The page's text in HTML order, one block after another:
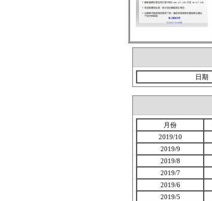
日期
月份
2019/10
2019/9
2019/8
2019/7
2019/6
2019/5